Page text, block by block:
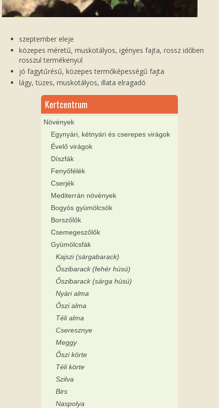
szeptember eleje
közepes méretű, muskotályos, igényes fajta, rossz időben
rosszul termékenyül
jó fagytűrésű, közepes termőképességű fajta
lágy, tüzes, muskotályos, illata elragadó
Kertcentrum
Növények
Egynyári, kétnyári és cserepes virágok
Évelő virágok
Díszfák
Fenyőfélék
Cserjék
Mediterrán növények
Bogyós gyümölcsök
Borszőlők
Csemegeszőlők
Gyümölcsfák
Kajszi (sárgabarack)
Őszibarack (fehér húsú)
Őszibarack (sárga húsú)
Nyári alma
Őszi alma
Téli alma
Cseresznye
Meggy
Őszi körte
Téli körte
Szilva
Birs
Naspolya